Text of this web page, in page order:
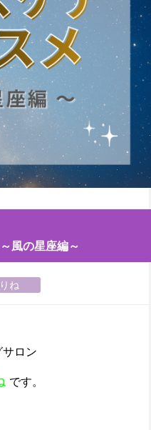
風の星座編～
ね
ロン
です。